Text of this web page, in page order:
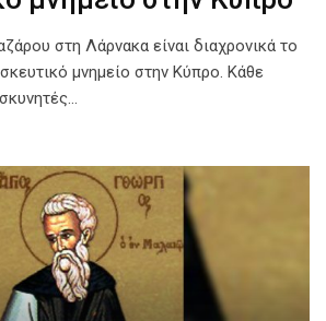
στη Λάρνακα είναι διαχρονικά το
μνημείο στην Κύπρο. Κάθε